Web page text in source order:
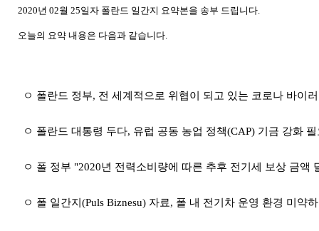
2020년 02월 25일자 폴란드 일간지 요약본을 송부 드립니다.
오늘의 요약 내용은 다음과 같습니다.
ㅇ 폴란드 정부, 전 세계적으로 위협이 되고 있는 코로나 바이
ㅇ 폴란드 대통령 두다, 유럽 공동 농업 정책(CAP) 기금 강화
ㅇ 폴 정부 "2020년 전력소비량에 따른 추후 전기세 보상 금액
ㅇ 폴 일간지(Puls Biznesu) 자료, 폴 내 전기차 운영 환경 미약